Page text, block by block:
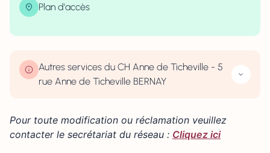
Plan d'accès
×
− Autres services du CH Anne de Ticheville - 5
rue Anne de Ticheville BERNAY
Pour toute modification ou réclamation veuillez
contacter le secrétariat du réseau : Cliquez ici